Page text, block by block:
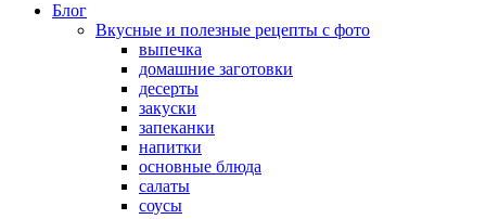
Блог
Вкусные и полезные рецепты с фото
выпечка
домашние заготовки
десерты
закуски
запеканки
напитки
основные блюда
салаты
соусы